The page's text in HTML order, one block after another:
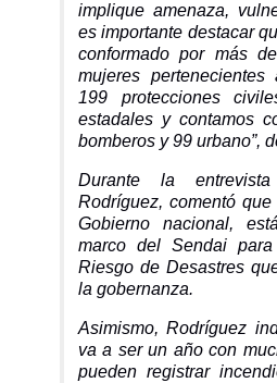
implique amenaza,
es importante destacar
conformado por más
mujeres
199 protecciones
estadales y contamos
bomberos y 99 urbano”,
Durante la
Rodríguez, comentó
Gobierno nacional,
marco del Sendai
Riesgo de Desastres
la gobernanza.
Asimismo, Rodríguez
va a ser un año con
pueden registrar